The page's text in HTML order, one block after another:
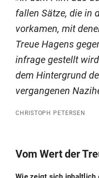
fallen Sätze, die in
vorkamen, mit
Treue Hagens
infrage gestellt
dem Hintergrund
vergangenen
CHRISTOPH PETERSEN
Vom Wert der